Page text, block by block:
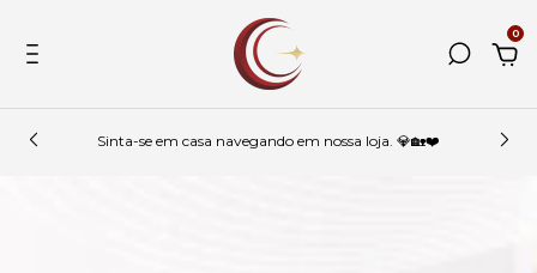
0
Sinta-se em casa navegando em nossa loja. 💎🏡❤️